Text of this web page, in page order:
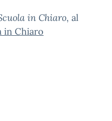
in Chiaro, al
in Chiaro